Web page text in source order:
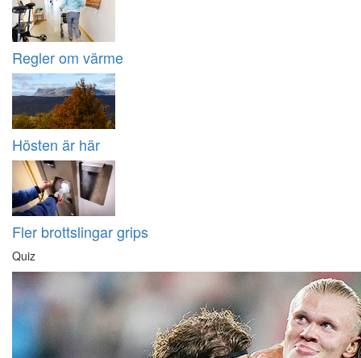
Regler om värme
Hösten är här
Fler brottslingar grips
Quiz